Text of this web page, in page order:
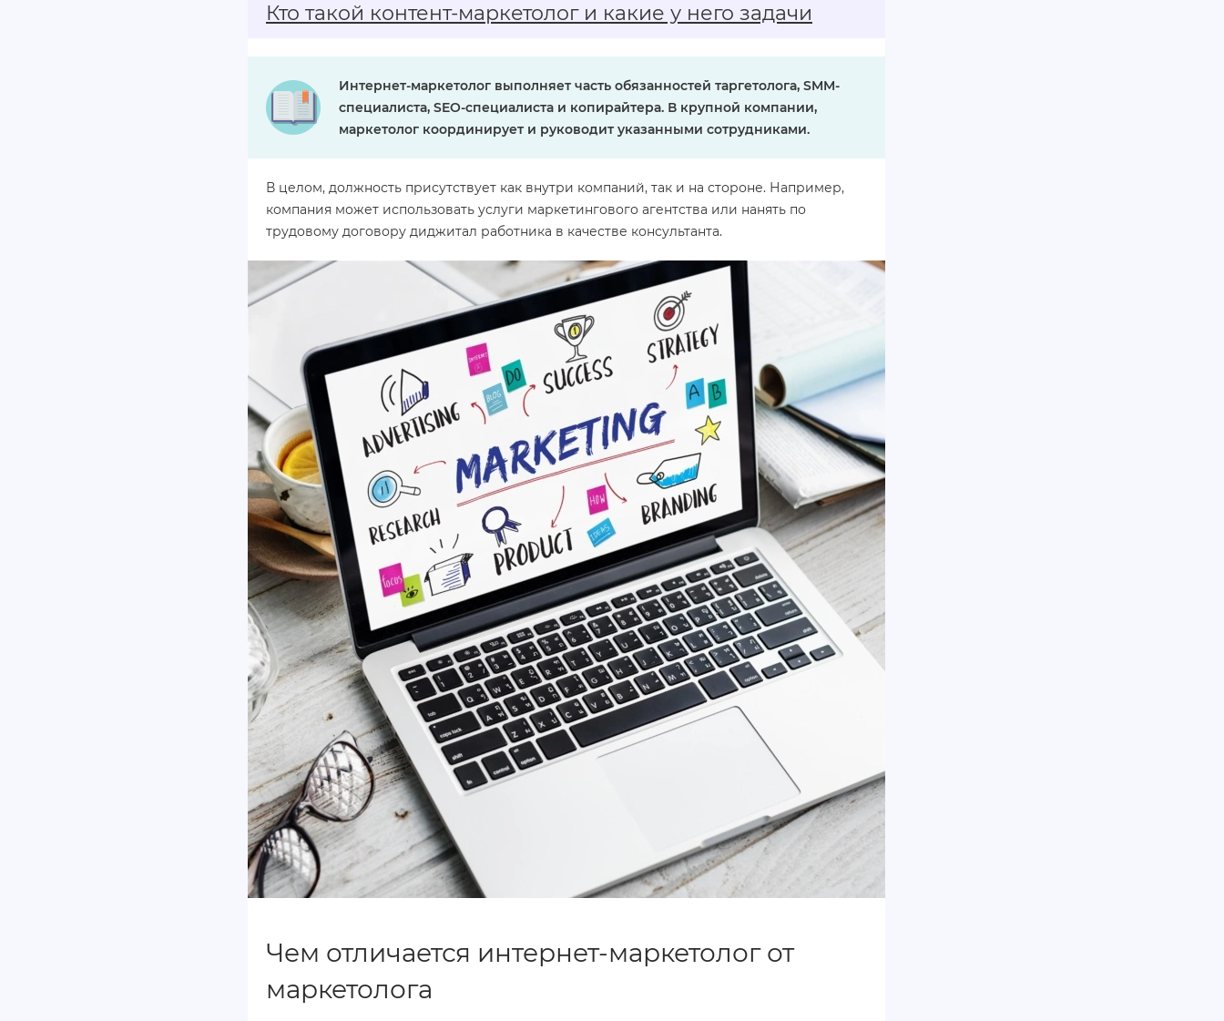
Кто такой контент‑маркетолог и какие у него задачи
Интернет-маркетолог выполняет часть обязанностей таргетолога, SMM-
специалиста, SEO-специалиста и копирайтера. В крупной компании,
маркетолог координирует и руководит указанными сотрудниками.
В целом, должность присутствует как внутри компаний, так и на стороне. Например,
компания может использовать услуги маркетингового агентства или нанять по
трудовому договору диджитал работника в качестве консультанта.
Чем отличается интернет-маркетолог от
маркетолога